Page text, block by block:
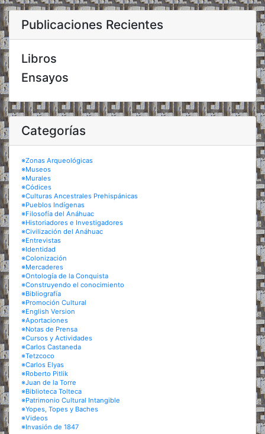
Publicaciones Recientes
Libros
Ensayos
Categorías
※Zonas Arqueológicas
※Museos
※Murales
※Códices
※Culturas Ancestrales Prehispánicas
※Pueblos Indígenas
※Filosofía del Anáhuac
※Historiadores e Investigadores
※Civilización del Anáhuac
※Entrevistas
※Identidad
※Colonización
※Mercaderes
※Ontología de la Conquista
※Construyendo el conocimiento
※Bibliografía
※Promoción Cultural
※English Version
※Aportaciones
※Notas de Prensa
※Cursos y Actividades
※Carlos Castaneda
※Tetzcoco
※Carlos Elyas
※Roberto Pitlik
※Juan de la Torre
※Biblioteca Tolteca
※Patrimonio Cultural Intangible
※Yopes, Topes y Baches
※Videos
※Invasión de 1847